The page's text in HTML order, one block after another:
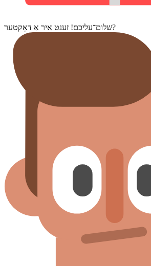
שלום־עליכם! זענט איר אַ דאָקטער?